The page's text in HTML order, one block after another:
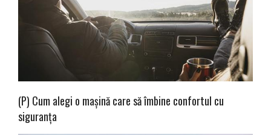
(P) Cum alegi o mașină care să îmbine confortul cu
siguranța